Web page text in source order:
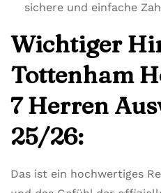
sichere und einfache
Wichtiger
Tottenham
7 Herren
25/26:
Das ist ein hochwertiges